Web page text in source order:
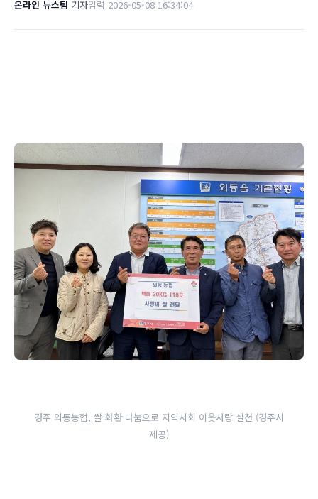
온라인 뉴스팀 기자입력 2026-05-08 16:34:04
경주 외동농협, 쌀 화환 나눔으로 지역사회 이웃사랑 실천 (경주시
제공)